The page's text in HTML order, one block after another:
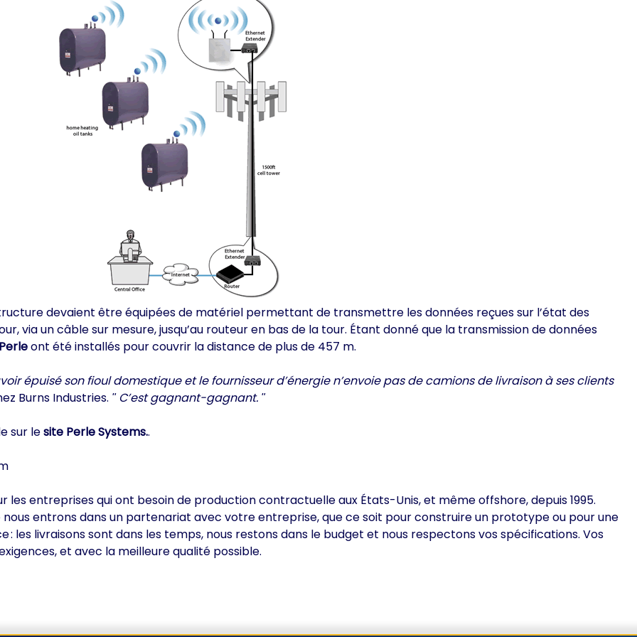
devaient être équipées de matériel permettant de transmettre les données reçues sur l’état des
via un câble sur mesure, jusqu’au routeur en bas de la tour. Étant donné que la transmission de données
ont été installés pour couvrir la distance de plus de 457 m.
épuisé son fioul domestique et le fournisseur d’énergie n’envoie pas de camions de livraison à ses clients
Burns Industries.
C’est gagnant-gagnant.
sur lesite Perle Systems..
entreprises qui ont besoin de production contractuelle aux États-Unis, et même offshore, depuis 1995.
nous entrons dans un partenariat avec votre entreprise, que ce soit pour construire un prototype ou pour une
les livraisons sont dans les temps, nous restons dans le budget et nous respectons vos spécifications. Vos
et avec la meilleure qualité possible.